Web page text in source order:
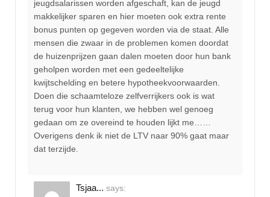
jeugdsalarissen worden afgeschaft, kan de jeugd
makkelijker sparen en hier moeten ook extra rente
bonus punten op gegeven worden via de staat. Alle
mensen die zwaar in de problemen komen doordat
de huizenprijzen gaan dalen moeten door hun bank
geholpen worden met een gedeeltelijke
kwijtschelding en betere hypotheekvoorwaarden.
Doen die schaamteloze zelfverrijkers ook is wat
terug voor hun klanten, we hebben wel genoeg
gedaan om ze overeind te houden lijkt me……
Overigens denk ik niet de LTV naar 90% gaat maar
dat terzijde.
Tsjaa... says: